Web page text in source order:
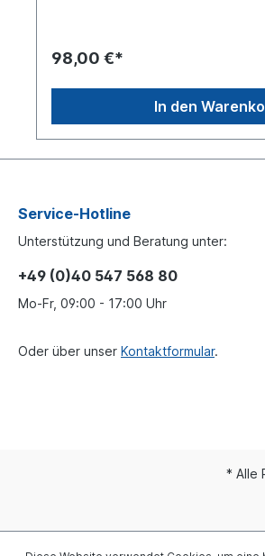
mit Nebelschlusslicht
Kunststoffgehäuse
geprüft , ADR geprüftDie
Funktionen der Umrissleuchte mit
siehe 156780Lichtscheibe siehe
Modellreihe Scania P,G,R,T -
2129985,
98,00 €*
In den
Service-Hotline
Unterstützung und Beratung unter:
+49 (0)40 547 568 80
Mo-Fr, 09:00 - 17:00 Uhr
Oder über unser Kontaktformular.
* Alle